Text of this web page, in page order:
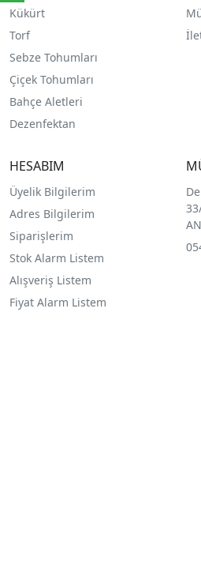
Kükürt
Torf
Sebze Tohumları
Çiçek Tohumları
Bahçe Aletleri
Dezenfektan
HESABIM
Üyelik Bilgilerim
Adres Bilgilerim
Siparişlerim
Stok Alarm Listem
Alışveriş Listem
Fiyat Alarm Listem